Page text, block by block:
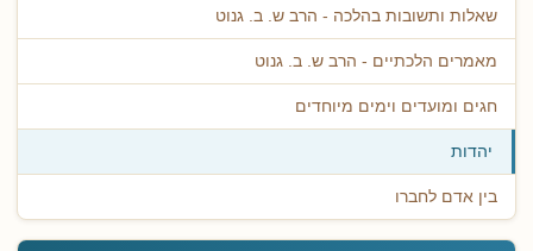
שאלות ותשובות בהלכה - הרב ש. ב. גנוט
מאמרים הלכתיים - הרב ש. ב. גנוט
חגים ומועדים וימים מיוחדים
יהדות
בין אדם לחברו